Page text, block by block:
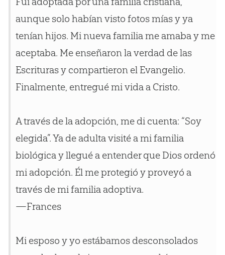
aunque solo habían visto fotos mías y ya
tenían hijos. Mi nueva familia me amaba y me
aceptaba. Me enseñaron la verdad de las
Escrituras y compartieron el Evangelio.
Finalmente, entregué mi vida a Cristo.
A través de la adopción, me di cuenta: “Soy
elegida”. Ya de adulta visité a mi familia
biológica y llegué a entender que Dios ordenó
mi adopción. Él me protegió y proveyó a
través de mi familia adoptiva.
—Frances
Mi esposo y yo estábamos desconsolados